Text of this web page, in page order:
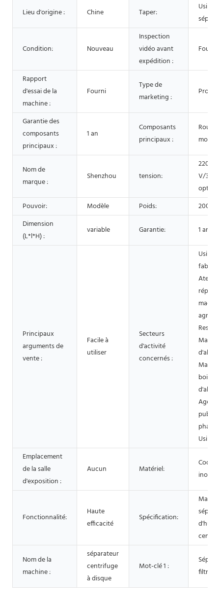
Lieu d'origine :
Chine Taper:
Usine
Condition: Nouveau
Inspection
vidéo avant
expédition :
Fourni
Rapport
d'essai de la
machine :
Fourni
Type de
marketing :
Garantie des
composants
principaux :
1 an
Composants
principaux :
moteur
Nom de
marque :
Shenzhou tension:
220
V/380
option
Pouvoir:
Modèle Poids:
2000
Dimension
(L*l*H) :
variable Garantie: 1 an
Principaux
arguments de
vente :
Facile à
utiliser
Secteurs
d'activité
concernés :
Usine
Atelier
Usine
Emplacement
de la salle
d'exposition :
Aucun Matériel:
Coque
Fonctionnalité:
Haute
efficacité
Spécification:
d'huile
Nom de la
machine :
séparateur
centrifuge
à disque
Mot-clé 1 :
filtre